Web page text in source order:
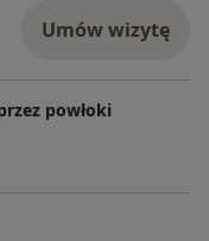
Umów wizytę
powłoki